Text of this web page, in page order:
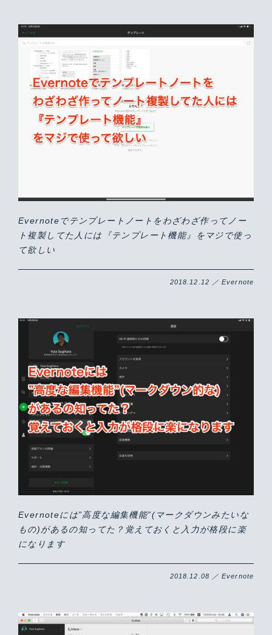
Evernoteでテンプレートノートをわざわざ作ってノー
ト複製してた人には『テンプレート機能』をマジで使っ
て欲しい
2018.12.12 ／ Evernote
Evernoteには”高度な編集機能”(マークダウンみたいな
もの)があるの知ってた？覚えておくと入力が格段に楽
になります
2018.12.08 ／ Evernote